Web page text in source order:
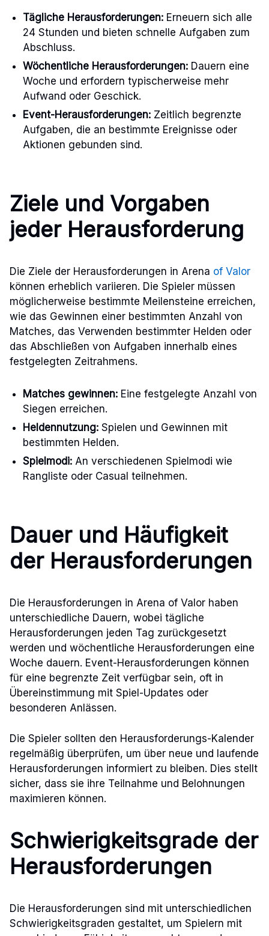
Tägliche Herausforderungen: Erneuern sich alle
24 Stunden und bieten schnelle Aufgaben zum
Abschluss.
Wöchentliche Herausforderungen: Dauern eine
Woche und erfordern typischerweise mehr
Aufwand oder Geschick.
Event-Herausforderungen: Zeitlich begrenzte
Aufgaben, die an bestimmte Ereignisse oder
Aktionen gebunden sind.
Ziele und Vorgaben
jeder Herausforderung
Die Ziele der Herausforderungen in Arena of Valor
können erheblich variieren. Die Spieler müssen
möglicherweise bestimmte Meilensteine erreichen,
wie das Gewinnen einer bestimmten Anzahl von
Matches, das Verwenden bestimmter Helden oder
das Abschließen von Aufgaben innerhalb eines
festgelegten Zeitrahmens.
Matches gewinnen: Eine festgelegte Anzahl von
Siegen erreichen.
Heldennutzung: Spielen und Gewinnen mit
bestimmten Helden.
Spielmodi: An verschiedenen Spielmodi wie
Rangliste oder Casual teilnehmen.
Dauer und Häufigkeit
der Herausforderungen
Die Herausforderungen in Arena of Valor haben
unterschiedliche Dauern, wobei tägliche
Herausforderungen jeden Tag zurückgesetzt
werden und wöchentliche Herausforderungen eine
Woche dauern. Event-Herausforderungen können
für eine begrenzte Zeit verfügbar sein, oft in
Übereinstimmung mit Spiel-Updates oder
besonderen Anlässen.
Die Spieler sollten den Herausforderungs-Kalender
regelmäßig überprüfen, um über neue und laufende
Herausforderungen informiert zu bleiben. Dies stellt
sicher, dass sie ihre Teilnahme und Belohnungen
maximieren können.
Schwierigkeitsgrade der
Herausforderungen
Die Herausforderungen sind mit unterschiedlichen
Schwierigkeitsgraden gestaltet, um Spielern mit